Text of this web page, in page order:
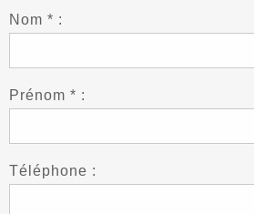
Nom * :
Prénom * :
Téléphone :